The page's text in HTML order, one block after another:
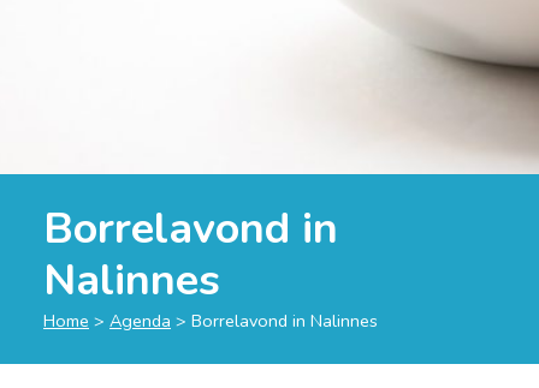
Borrelavond in
Nalinnes
Home > Agenda > Borrelavond in Nalinnes